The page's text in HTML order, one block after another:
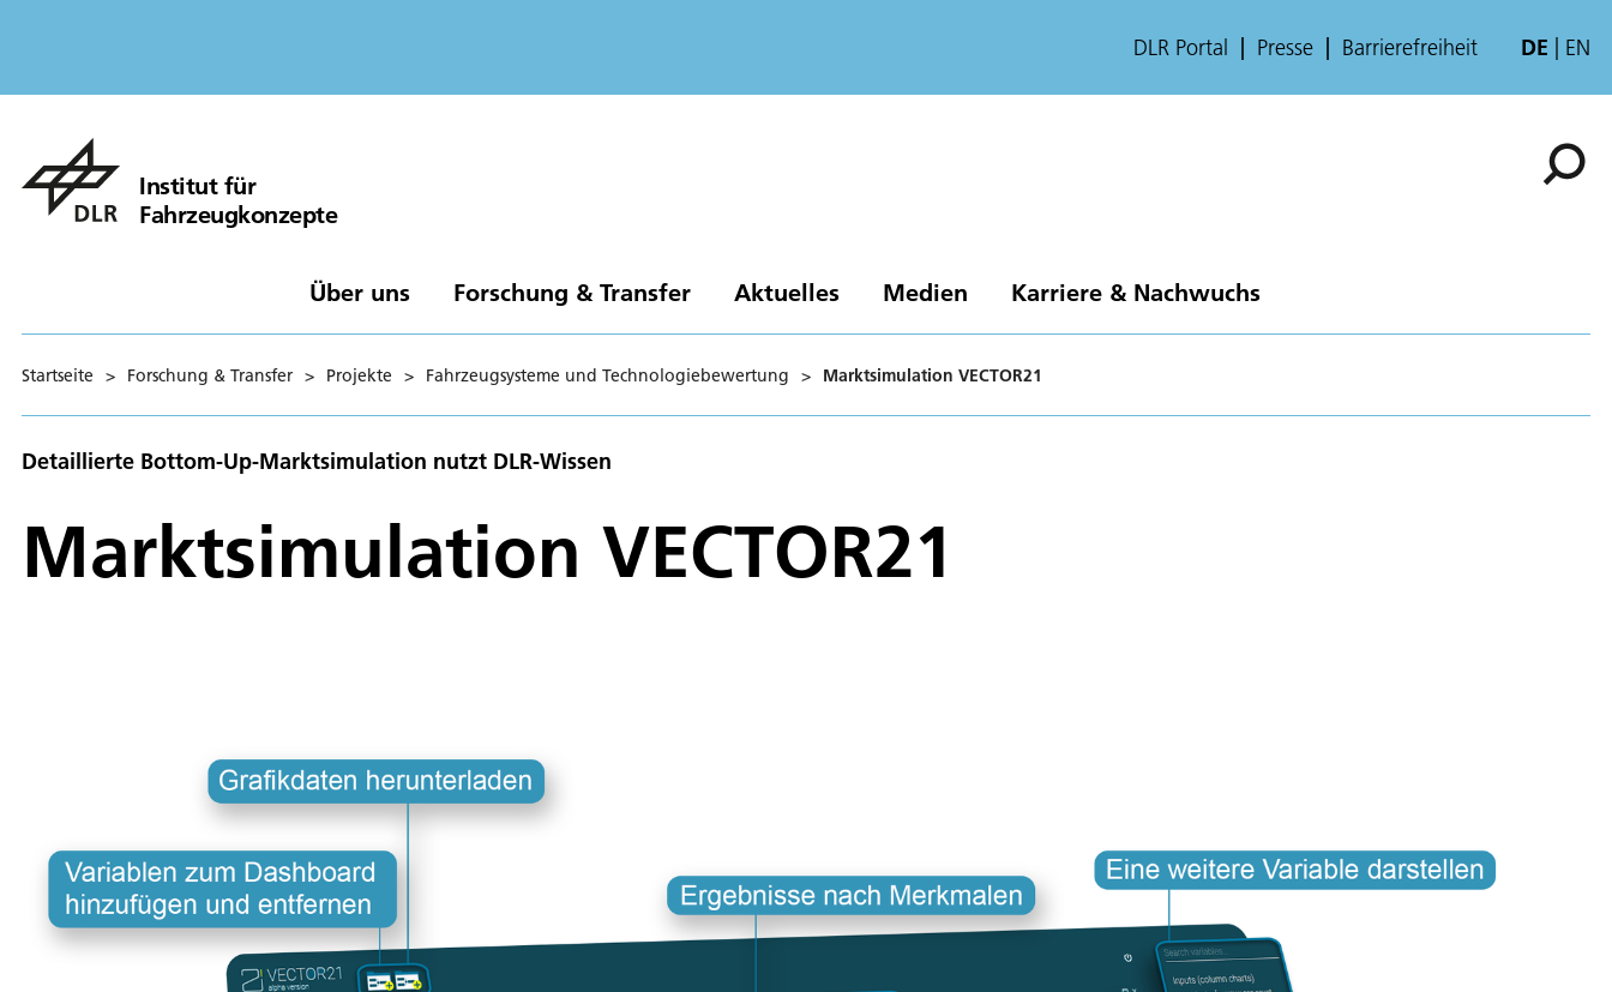
DLR Portal Presse Barrierefreiheit DE EN
Institut für
Fahrzeugkonzepte
Über uns Forschung & Transfer Aktuelles Medien Karriere & Nachwuchs
Startseite > Forschung & Transfer > Projekte > Fahrzeugsysteme und Technologiebewertung > Marktsimulation VECTOR21
Detaillierte Bottom-Up-Marktsimulation nutzt DLR-Wissen
Marktsimulation VECTOR21